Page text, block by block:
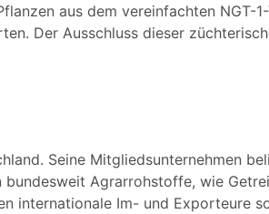
aus dem vereinfachten NGT-
Der Ausschluss dieser
Seine Mitgliedsunternehmen
Agrarrohstoffe, wie
internationale Im- und Exporteure